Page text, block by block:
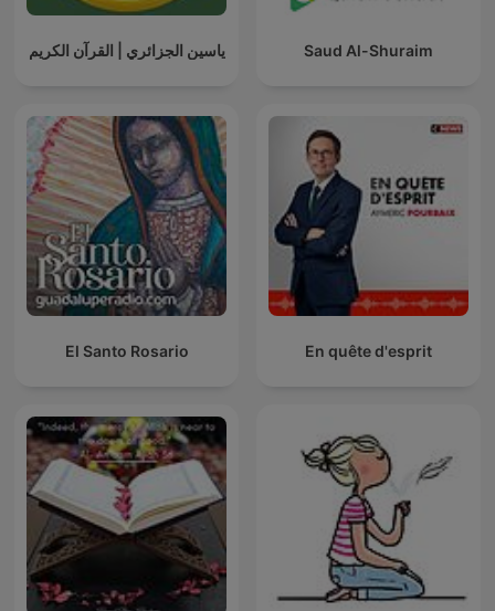
ياسين الجزائري | القرآن الكريم Saud Al-Shuraim
El Santo Rosario En quête d'esprit